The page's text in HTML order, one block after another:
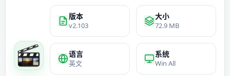
版本
v2.103
大小
72.9 MB
语言
英文
系统
Win All